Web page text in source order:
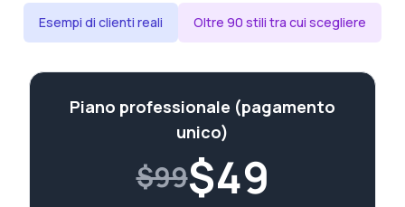
Esempi di clienti reali Oltre 90 stili tra cui scegliere
Piano professionale (pagamento
unico)
$99$49